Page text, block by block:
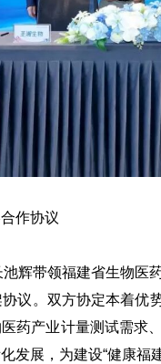
作协议
辉带领福建省生物
议。双方协定本着
药产业计量测试需求
发展，为建设“健康